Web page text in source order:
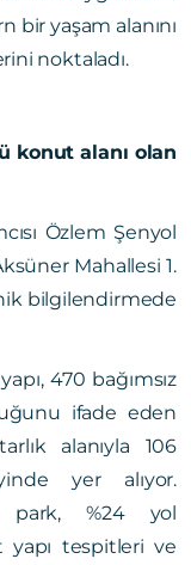
bir yaşam alanını
noktaladı.
konut alanı olan
Özlem Şenyol
Mahallesi 1.
bilgilendirmede
470 bağımsız
ifade eden
alanıyla 106
yer alıyor.
park, %24 yol
yapı tespitleri ve